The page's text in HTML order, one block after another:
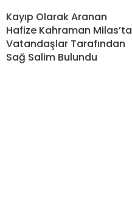
Kayıp Olarak Aranan
Hafize Kahraman Milas’ta
Vatandaşlar Tarafından
Sağ Salim Bulundu